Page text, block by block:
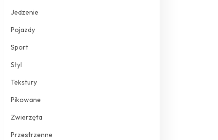
Jedzenie
Pojazdy
Sport
Styl
Tekstury
Pikowane
Zwierzęta
Przestrzenne